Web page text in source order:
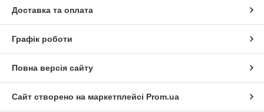
Доставка та оплата
Графік роботи
Повна версія сайту
Сайт створено на маркетплейсі Prom.ua